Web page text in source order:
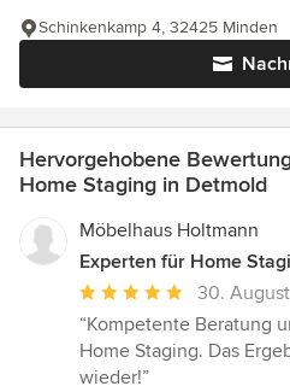
Schinkenkamp 4, 32425 Minden
Hervorgehobene
Home Staging in Detmold
Möbelhaus Holtmann
Experten für Home
Durchschnittliche
Bewertung:
5
von
30.
“Kompetente Beratung
Home Staging. Das
wieder!”